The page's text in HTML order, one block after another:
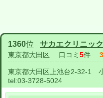
1360位 サカエクリニック
東京都大田区 口コミ 5件
東京都大田区上池台2-32-1
tel:03-3728-5024